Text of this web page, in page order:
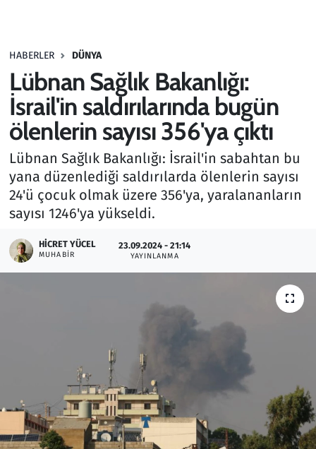
HABERLER DÜNYA
Lübnan Sağlık Bakanlığı:
İsrail'in saldırılarında bugün
ölenlerin sayısı 356'ya çıktı
Lübnan Sağlık Bakanlığı: İsrail'in sabahtan bu
yana düzenlediği saldırılarda ölenlerin sayısı
24'ü çocuk olmak üzere 356'ya, yaralananların
sayısı 1246'ya yükseldi.
HICRET YÜCEL
MUHABIR
23.09.2024 - 21:14
YAYINLANMA
Haber
Kültür Sanat
Kurumsal Haberler
Lezzet Durağı
Memur ve Kamu
Otomobil
Oyun
Resmi İlanlar
Rüya Tabirleri
Sağlık